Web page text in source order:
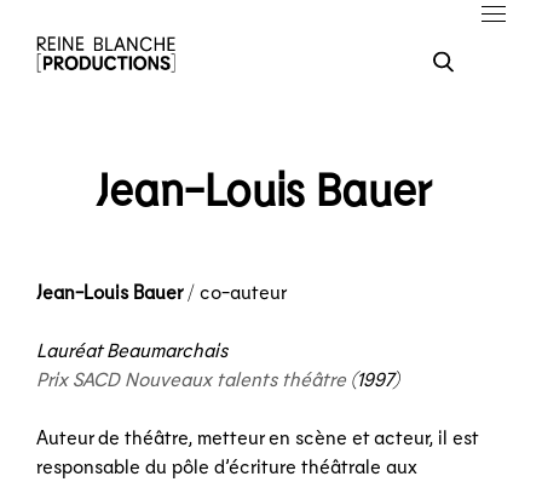
Jean-Louis Bauer
Jean-Louis Bauer/ co-auteur
Lauréat Beaumarchais
Prix SACD Nouveaux talents théâtre (1997)
Auteur de théâtre, metteur en scène et acteur, il est
responsable du pôle d’écriture théâtrale aux